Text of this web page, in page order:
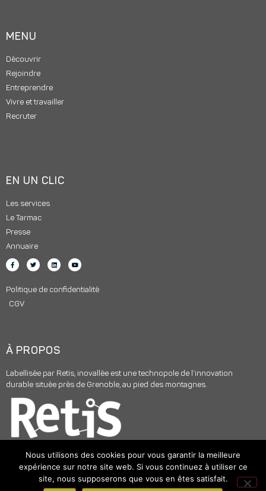
MENU
Découvrir
Rejoindre
Entreprendre
Vivre et travailler
Recruter
EN UN CLIC
Les services
Le Tarmac
Presse
Annuaire
Politique de confidentialité
CGV
À PROPOS
Labellisée par Retis, inovallée est une technopole de l’innovation
durable située près de Grenoble, au pied des montagnes.
Nous utilisons des cookies pour vous garantir la meilleure
expérience sur notre site web. Si vous continuez à utiliser ce
site, nous supposerons que vous en êtes satisfait.